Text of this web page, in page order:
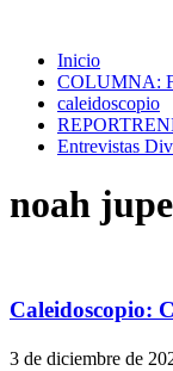
Inicio
COLUMNA:
caleidoscopio
Entrevistas
noah jupe
Caleidoscopio:
3 de diciembre de